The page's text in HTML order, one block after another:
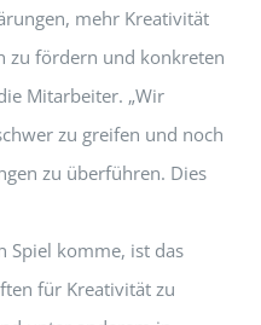
mehr Kreativität
zu fördern und konkreten
Mitarbeiter. „Wir
zu greifen und noch
zu überführen. Dies
Spiel komme, ist das
für Kreativität zu